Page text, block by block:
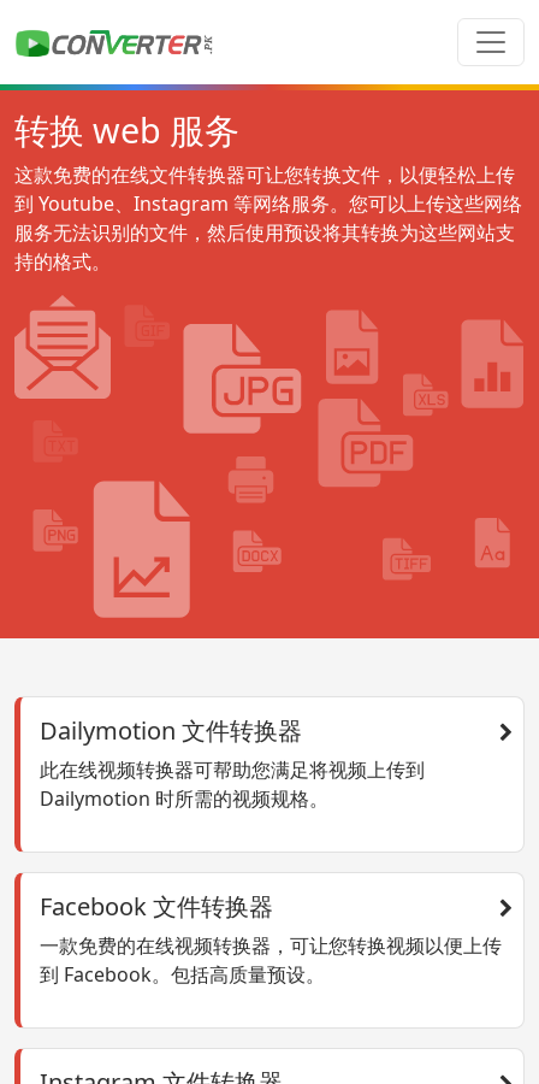
转换 web 服务
这款免费的在线文件转换器可让您转换文件，以便轻松上传
到 Youtube、Instagram 等网络服务。您可以上传这些网络
服务无法识别的文件，然后使用预设将其转换为这些网站支
持的格式。
Dailymotion 文件转换器
此在线视频转换器可帮助您满足将视频上传到
Dailymotion 时所需的视频规格。
Facebook 文件转换器
一款免费的在线视频转换器，可让您转换视频以便上传
到 Facebook。包括高质量预设。